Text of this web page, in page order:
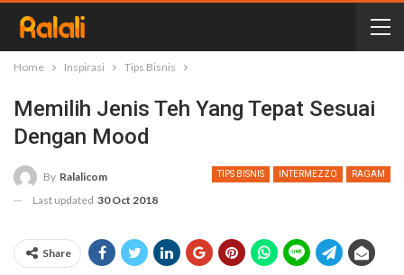
Home Inspirasi Tips Bisnis
Memilih Jenis Teh Yang Tepat Sesuai
Dengan Mood
TIPS BISNIS INTERMEZZO RAGAM
By Ralalicom
Last updated 30 Oct 2018
Share